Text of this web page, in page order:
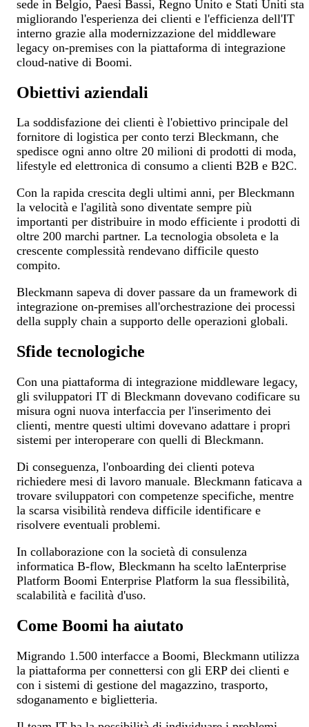
sede in Belgio, Paesi Bassi, Regno Unito e Stati Uniti sta
migliorando l'esperienza dei clienti e l'efficienza dell'IT
interno grazie alla modernizzazione del middleware
legacy on-premises con la piattaforma di integrazione
cloud-native di Boomi.
Obiettivi aziendali
La soddisfazione dei clienti è l'obiettivo principale del
fornitore di logistica per conto terzi Bleckmann, che
spedisce ogni anno oltre 20 milioni di prodotti di moda,
lifestyle ed elettronica di consumo a clienti B2B e B2C.
Con la rapida crescita degli ultimi anni, per Bleckmann
la velocità e l'agilità sono diventate sempre più
importanti per distribuire in modo efficiente i prodotti di
oltre 200 marchi partner. La tecnologia obsoleta e la
crescente complessità rendevano difficile questo
compito.
Bleckmann sapeva di dover passare da un framework di
integrazione on-premises all'orchestrazione dei processi
della supply chain a supporto delle operazioni globali.
Sfide tecnologiche
Con una piattaforma di integrazione middleware legacy,
gli sviluppatori IT di Bleckmann dovevano codificare su
misura ogni nuova interfaccia per l'inserimento dei
clienti, mentre questi ultimi dovevano adattare i propri
sistemi per interoperare con quelli di Bleckmann.
Di conseguenza, l'onboarding dei clienti poteva
richiedere mesi di lavoro manuale. Bleckmann faticava a
trovare sviluppatori con competenze specifiche, mentre
la scarsa visibilità rendeva difficile identificare e
risolvere eventuali problemi.
In collaborazione con la società di consulenza
informatica B-flow, Bleckmann ha scelto laEnterprise
Platform Boomi Enterprise Platform la sua flessibilità,
scalabilità e facilità d'uso.
Come Boomi ha aiutato
Migrando 1.500 interfacce a Boomi, Bleckmann utilizza
la piattaforma per connettersi con gli ERP dei clienti e
con i sistemi di gestione del magazzino, trasporto,
sdoganamento e biglietteria.